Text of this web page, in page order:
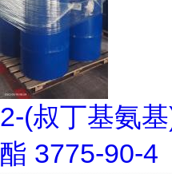
2-(叔丁基氨
酯 3775-90-4